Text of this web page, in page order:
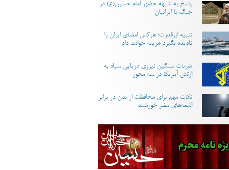
پاسخ به شبهه حضور امام حسین(ع) در
جنگ با ایرانیان
تنبیه ابرقدرت؛ هرکس امضای ایران را
نادیده بگیرد هزینه خواهد داد
ضربات سنگین نیروی دریایی سپاه به
ارتش آمریکا در سه محور
نکات مهم برای محافظت از بدن در برابر
اشعه‌های مضر خورشید